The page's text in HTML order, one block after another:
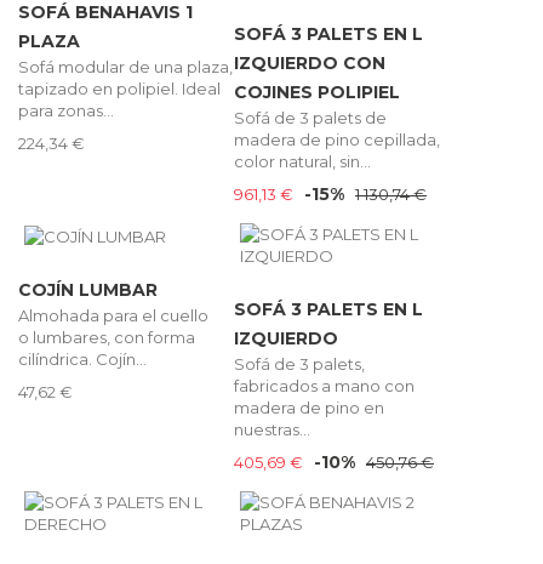
SOFÁ BENAHAVIS 1
PLAZA
Sofá modular de una plaza,
tapizado en polipiel. Ideal
para zonas...
224,34 €
SOFÁ 3 PALETS EN L
IZQUIERDO CON
COJINES POLIPIEL
Sofá de 3 palets de
madera de pino cepillada,
color natural, sin...
961,13 €
-15% 1 130,74 €
COJÍN LUMBAR
Almohada para el cuello
o lumbares, con forma
cilíndrica. Cojín...
47,62 €
SOFÁ 3 PALETS EN L
IZQUIERDO
Sofá de 3 palets,
fabricados a mano con
madera de pino en
nuestras...
405,69 €
-10% 450,76 €